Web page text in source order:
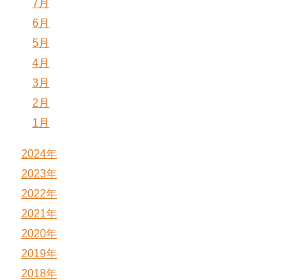
7月
6月
5月
4月
3月
2月
1月
2024年
2023年
2022年
2021年
2020年
2019年
2018年